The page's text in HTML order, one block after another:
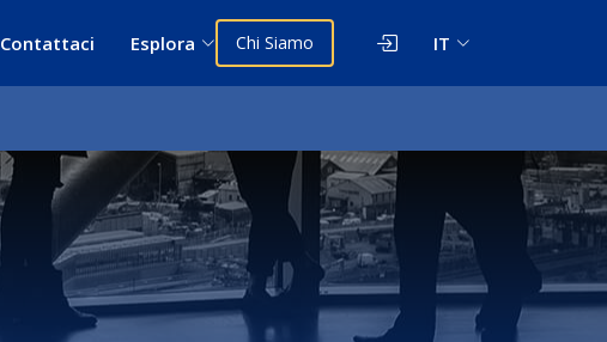
Contattaci Esplora Chi Siamo IT